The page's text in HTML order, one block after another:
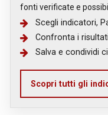
fonti verificate e
Scegli indicatori,
Confronta i
Salva e condividi
Scopri tutti gli